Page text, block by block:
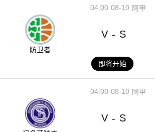
08-10
04:00 阿甲
防卫者
V - S
即将开始
08-10
04:00 阿甲
V - S